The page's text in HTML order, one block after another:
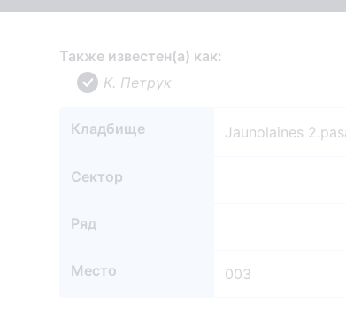
Также известен(а) как:
K. Петрук
Кладбище Jaunolaines
Сектор
Ряд
Место 003